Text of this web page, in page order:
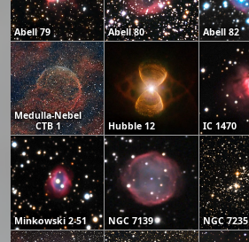
Abell 79 Abell 80 Abell 82
Medulla-Nebel
CTB 1
Hubble 12 IC 1470
Minkowski 2-51 NGC 7139 NGC 7235